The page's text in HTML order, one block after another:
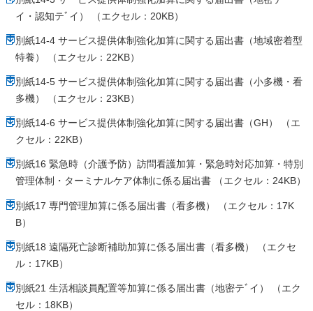
イ・認知テﾞイ） （エクセル：20KB）
別紙14-4 サービス提供体制強化加算に関する届出書（地域密着型
特養） （エクセル：22KB）
別紙14-5 サービス提供体制強化加算に関する届出書（小多機・看
多機） （エクセル：23KB）
別紙14-6 サービス提供体制強化加算に関する届出書（GH） （エ
クセル：22KB）
別紙16 緊急時（介護予防）訪問看護加算・緊急時対応加算・特別
管理体制・ターミナルケア体制に係る届出書 （エクセル：24KB）
別紙17 専門管理加算に係る届出書（看多機） （エクセル：17K
B）
別紙18 遠隔死亡診断補助加算に係る届出書（看多機） （エクセ
ル：17KB）
別紙21 生活相談員配置等加算に係る届出書（地密テﾞイ） （エク
セル：18KB）